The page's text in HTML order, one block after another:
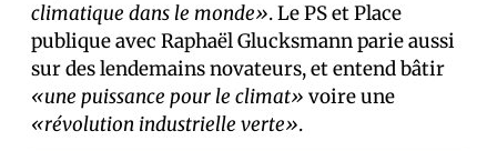
climatique dans le monde». Le PS et Place
publique avec Raphaël Glucksmann parie aussi
sur des lendemains novateurs, et entend bâtir
«une puissance pour le climat» voire une
«révolution industrielle verte».